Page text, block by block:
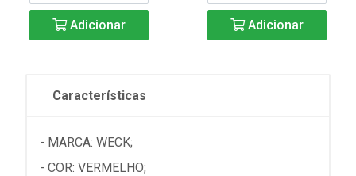
Adicionar Adicionar
Características
- MARCA: WECK;
- COR: VERMELHO;